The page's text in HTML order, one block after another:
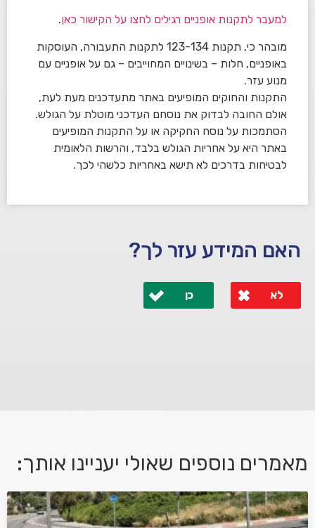
למעבר לתקנות אופניים רגילים לחצו על הקישור כאן.
מובהר כי, תקנות 123-134 לתקנות התעבורה, העוסקות
באופניים, חלות – בשינויים המחוייבים – גם על אופניים עם
מנוע עזר.
התקנות והחוקים המופיעים באתר מתעדכנים מעת לעת,
אולם החובה לבדוק את נוסחם העדכני מוטלת על הגולש.
הסתמכות על נוסח החקיקה או על התקנות המופיעים
באתר היא על אחריות הגולש בלבד, והרשות הלאומית
לבטיחות בדרכים לא תישא באחריות כלשהי לכך.
האם המידע עזר לך?
לא כן
אני מאשר/ת קבלת דיוור במייל ושימוש בפרטים בהתאם
מאמרים נוספים שאולי יעניינו אותך: